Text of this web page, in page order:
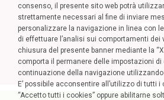
Circolari
consenso, il presente sito web potrà
strettamente necessari al fine di inviare
personalizzare la navigazione in linea con
di effettuare l’analisi sui comportamenti dei
chiusura del presente banner mediante la
comporta il permanere delle impostazioni di
continuazione della navigazione
E’ possibile acconsentire all’utilizzo di tutti
“Accetto tutti i cookies” oppure abilitarne